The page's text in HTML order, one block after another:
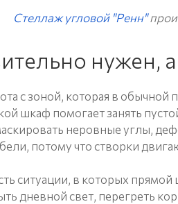
Стеллаж угловой "Ренн"
нужен,
с зоной, которая в
шкаф помогает занять
неровные углы,
потому что створки
ситуации, в которых
дневной свет, перегреть